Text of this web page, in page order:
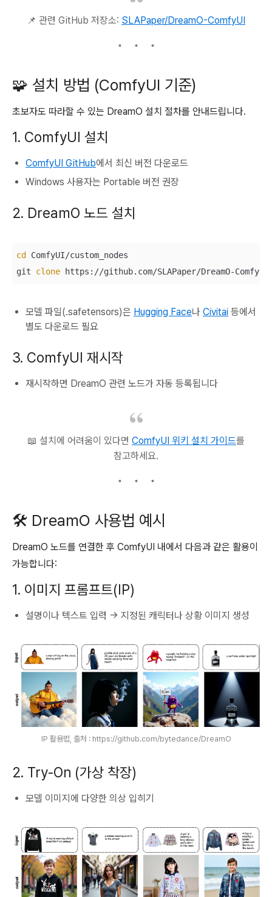
📌 관련 GitHub 저장소: SLAPaper/DreamO-ComfyUI
🧩 설치 방법 (ComfyUI 기준)
초보자도 따라할 수 있는 DreamO 설치 절차를 안내드립니다.
1. ComfyUI 설치
ComfyUI GitHub에서 최신 버전 다운로드
Windows 사용자는 Portable 버전 권장
2. DreamO 노드 설치
cd
ComfyUI/custom_nodes
git clone https://github.com/SLAPaper/DreamO-ComfyUI
모델 파일(.safetensors)은 Hugging Face나 Civitai 등에서
별도 다운로드 필요
3. ComfyUI 재시작
재시작하면 DreamO 관련 노드가 자동 등록됩니다
📖 설치에 어려움이 있다면 ComfyUI 위키 설치 가이드를
참고하세요.
🛠️ DreamO 사용법 예시
DreamO 노드를 연결한 후 ComfyUI 내에서 다음과 같은 활용이
가능합니다:
1. 이미지 프롬프트(IP)
설명이나 텍스트 입력 → 지정된 캐릭터나 상황 이미지 생성
IP 활용법, 출처 : https://github.com/bytedance/DreamO
2. Try-On (가상 착장)
모델 이미지에 다양한 의상 입히기